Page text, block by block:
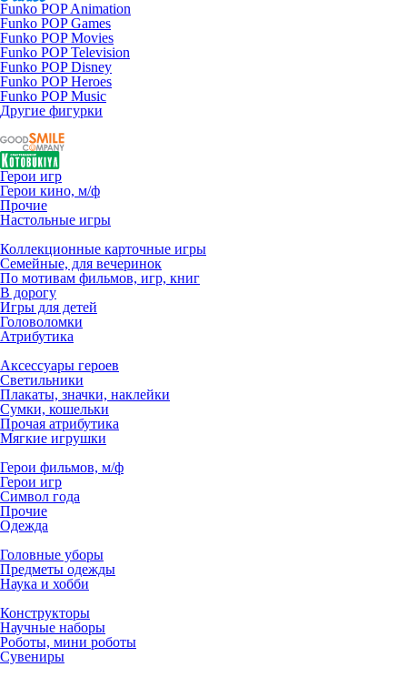
Funko POP Animation
Funko POP Games
Funko POP Movies
Funko POP Television
Funko POP Disney
Funko POP Heroes
Funko POP Music
Другие фигурки
Герои игр
Герои кино, м/ф
Прочие
Настольные игры
Коллекционные карточные игры
Семейные, для вечеринок
По мотивам фильмов, игр, книг
В дорогу
Игры для детей
Головоломки
Атрибутика
Аксессуары героев
Светильники
Плакаты, значки, наклейки
Сумки, кошельки
Прочая атрибутика
Мягкие игрушки
Герои фильмов, м/ф
Герои игр
Символ года
Прочие
Одежда
Головные уборы
Предметы одежды
Наука и хобби
Конструкторы
Научные наборы
Роботы, мини роботы
Сувениры